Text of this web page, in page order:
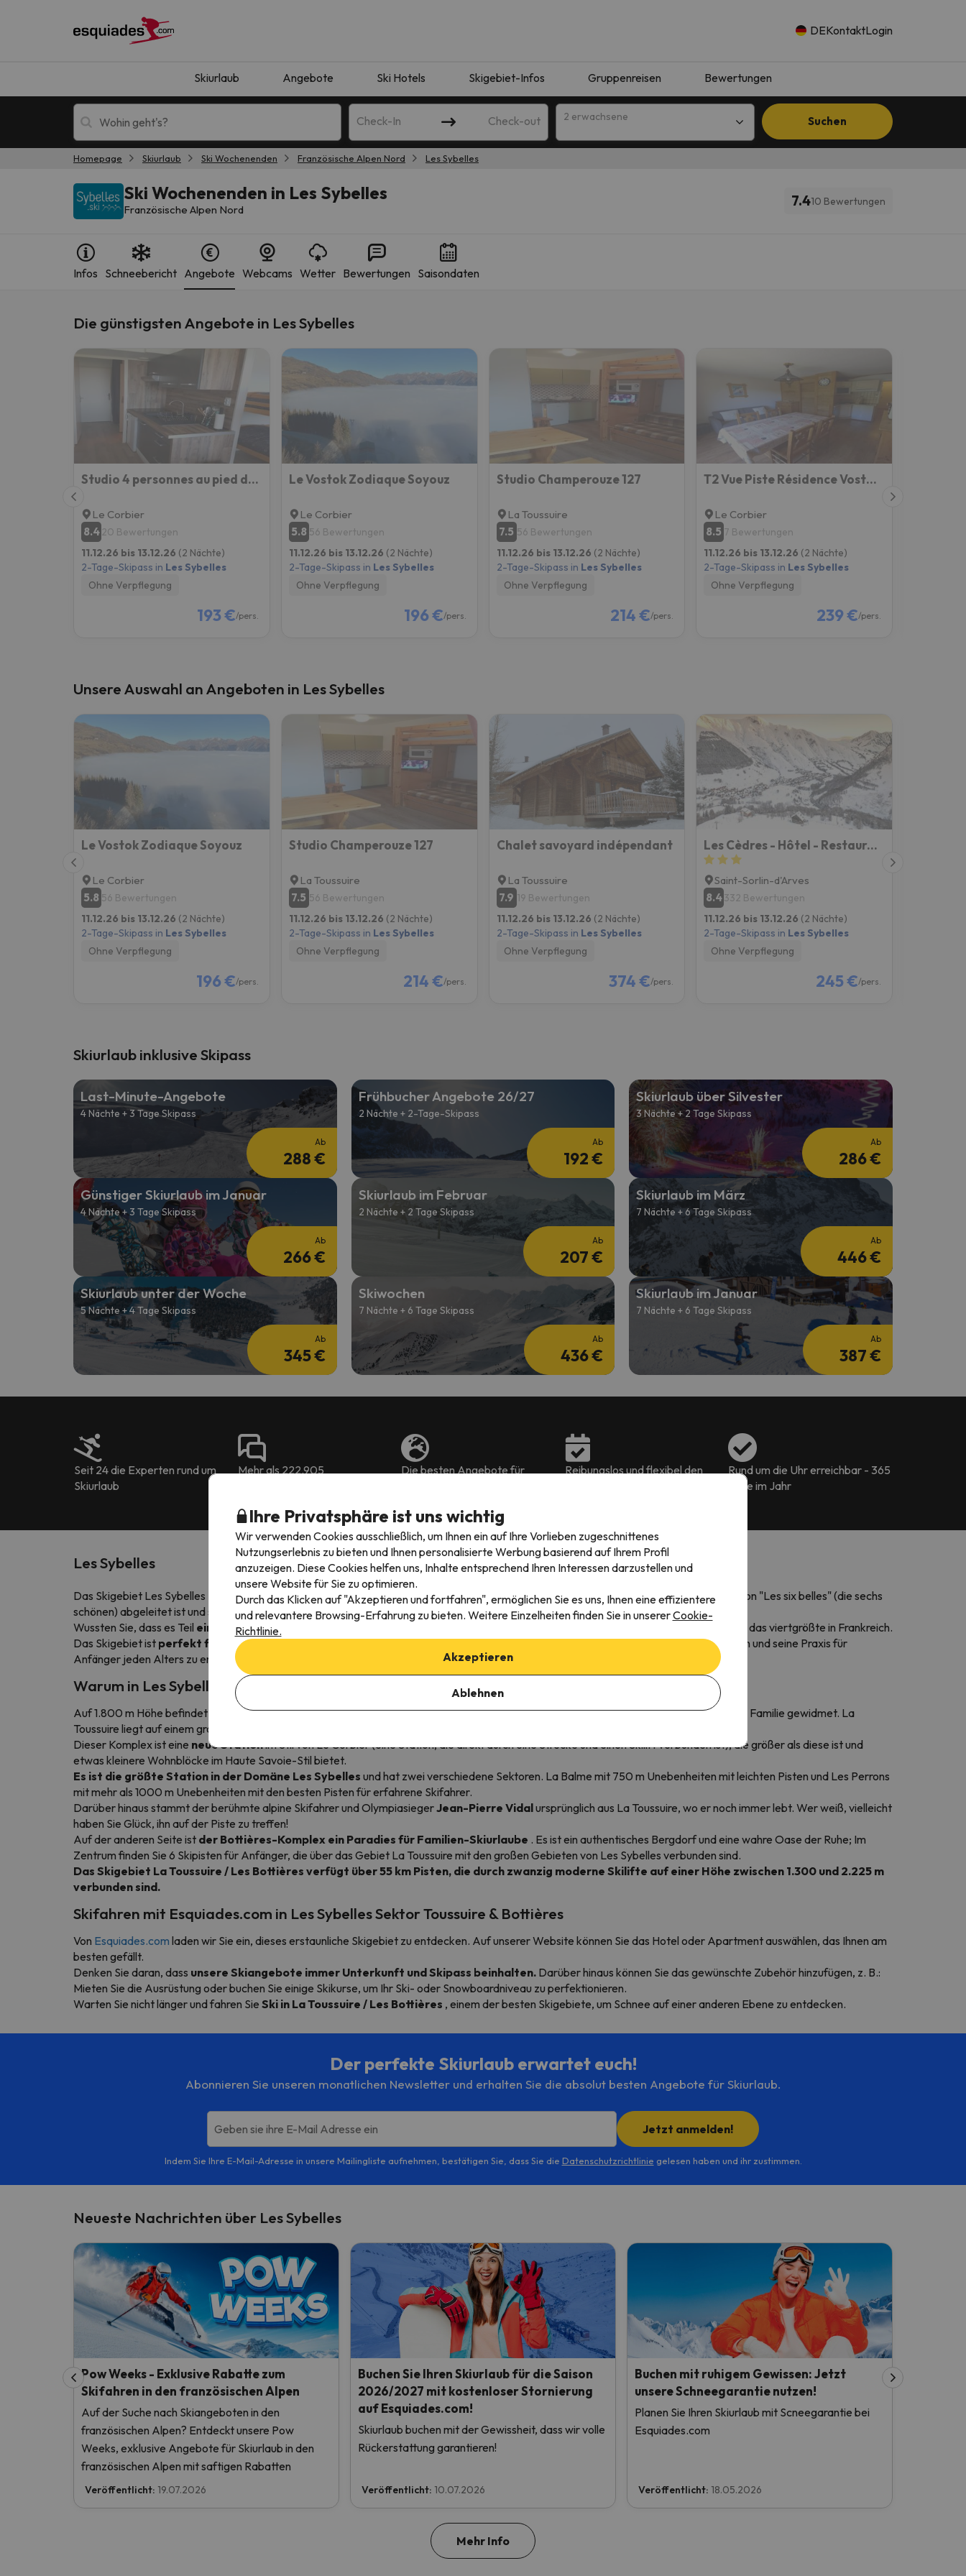
DEKontaktLogin
Skiurlaub Angebote Ski Hotels Skigebiet-Infos Gruppenreisen Bewertungen
Check-In Check-out 2 erwachsene Suchen
Skiurlaub Berghotels
Es sieht so aus, als hätte sich unser Sucher verirrt. Sobald er seinen Kompass gefunden hat, wird er zurück sein.
Homepage Skiurlaub Ski Wochenenden Französische Alpen Nord Les Sybelles
Ski Wochenenden in Les Sybelles
Französische Alpen Nord 7.410 Bewertungen
Infos Schneebericht Angebote Webcams Wetter Bewertungen Saisondaten
Die günstigsten Angebote in Les Sybelles
Studio 4 personnes au pied des pistes. Le Corbier
Le Corbier
8.420 Bewertungen
11.12.26 bis 13.12.26 (2 Nächte)
2-Tage-Skipass in Les Sybelles
Ohne Verpflegung
193 €/pers.
Le Vostok Zodiaque Soyouz
Le Corbier
5.8 56 Bewertungen
11.12.26 bis 13.12.26 (2 Nächte)
2-Tage-Skipass in Les Sybelles
Ohne Verpflegung
196 €/pers.
Studio Champerouze 127
La Toussuire
7.5 56 Bewertungen
11.12.26 bis 13.12.26 (2 Nächte)
2-Tage-Skipass in Les Sybelles
Ohne Verpflegung
214 €/pers.
T2 Vue Piste Résidence Vostok Zodiaque
Le Corbier
8.5 7 Bewertungen
11.12.26 bis 13.12.26 (2 Nächte)
2-Tage-Skipass in Les Sybelles
Ohne Verpflegung
239 €/pers.
Unsere Auswahl an Angeboten in Les Sybelles
Le Vostok Zodiaque Soyouz
Le Corbier
5.8 56 Bewertungen
11.12.26 bis 13.12.26 (2 Nächte)
2-Tage-Skipass in Les Sybelles
Ohne Verpflegung
196 €/pers.
Studio Champerouze 127
La Toussuire
7.5 56 Bewertungen
11.12.26 bis 13.12.26 (2 Nächte)
2-Tage-Skipass in Les Sybelles
Ohne Verpflegung
214 €/pers.
Chalet savoyard indépendant
La Toussuire
7.9 19 Bewertungen
11.12.26 bis 13.12.26 (2 Nächte)
2-Tage-Skipass in Les Sybelles
Ohne Verpflegung
374 €/pers.
Les Cèdres - Hôtel - Restaurants - Spa
Saint-Sorlin-d'Arves
8.4332 Bewertungen
11.12.26 bis 13.12.26 (2 Nächte)
2-Tage-Skipass in Les Sybelles
Ohne Verpflegung
245 €/pers.
Skiurlaub inklusive Skipass
Last-Minute-Angebote
4 Nächte + 3 Tage Skipass
Ab
288 €
Frühbucher Angebote 26/27
2 Nächte + 2-Tage-Skipass
Ab
192 €
Skiurlaub über Silvester
3 Nächte + 2 Tage Skipass
Ab
286 €
Günstiger Skiurlaub im Januar
4 Nächte + 3 Tage Skipass
Ab
266 €
Skiurlaub im Februar
2 Nächte + 2 Tage Skipass
Ab
207 €
Skiurlaub im März
7 Nächte + 6 Tage Skipass
Ab
446 €
Skiurlaub unter der Woche
5 Nächte + 4 Tage Skipass
Ab
345 €
Skiwochen
7 Nächte + 6 Tage Skipass
Ab
436 €
Skiurlaub im Januar
7 Nächte + 6 Tage Skipass
Ab
387 €
Seit 24 die Experten rund um
Skiurlaub
Mehr als 222.905
Die besten Angebote für
Reibungslos und flexibel den
Rund um die Uhr erreichbar - 365
Tage im Jahr
Les Sybelles
Das Skigebiet Les Sybelles liegt in den Alpenund ist kaum bekannt. Warum? Es ist einekürzlich geschaffene Domain, deren Name von "Les six belles" (die sechs
schönen) abgeleitet ist und sich auf die 6 Skigebiete bezieht, die sie umfasst.
Wussten Sie, dass es Teil eines der größten miteinander verbundenen Skigebiete ist
? Es ist das größte Skigebiet in Maurienne und das viertgrößte in Frankreich.
Das Skigebiet ist perfekt für Anfänger und Familien geeignet.Dieses Winterresort wurde entwickelt, um das Skifahren zu erleichtern und seine Praxis für
Anfänger jeden Alters zu ermöglichen.
Warum in Les Sybelles Sektor Toussuire & Bottières Ski fahren?
Auf 1.800 m Höhe befindet sich der La Toussuire-Komplex, das höchste Tor zum Skigebiet Les Sybelles. Es ist ganz dem Sport und der Familie gewidmet. La
Toussuire liegt auf einem großen Plateau und
Dieser Komplex ist eine neue Stationim Stil von Le Corbier (eine Station, die direkt durch eine Strecke und einen Skilift verbunden ist), die größer als diese ist und
etwas kleinere Wohnblöcke im Haute Savoie-Stil bietet.
Es ist die größte Station in der Domäne Les Sybelles und hat zwei verschiedene Sektoren. La Balme mit 750 m Unebenheiten mit leichten Pisten und Les Perrons
mit mehr als 1000 m Unebenheiten mit den besten Pisten für erfahrene Skifahrer.
Darüber hinaus stammt der berühmte alpine Skifahrer und OlympiasiegerJean-Pierre Vidalursprünglich aus La Toussuire, wo er noch immer lebt. Wer weiß, vielleicht
haben Sie Glück, ihn auf der Piste zu treffen!
Auf der anderen Seite ist der Bottières-Komplex ein Paradies für Familien-Skiurlaube . Es ist ein authentisches Bergdorf und eine wahre Oase der Ruhe; Im
Zentrum finden Sie 6 Skipisten für Anfänger, die über das Gebiet La Toussuire mit den großen Gebieten von Les Sybelles verbunden sind.
Das Skigebiet La Toussuire / Les Bottières verfügt über 55 km Pisten, die durch zwanzig moderne Skilifte auf einer Höhe zwischen 1.300 und 2.225 m
verbunden sind.
Skifahren mit Esquiades.com in Les Sybelles Sektor Toussuire & Bottières
Von Esquiades.com laden wir Sie ein, dieses erstaunliche Skigebiet zu entdecken. Auf unserer Website können Sie das Hotel oder Apartment auswählen, das Ihnen am
besten gefällt.
Denken Sie daran, dass unsere Skiangebote immer Unterkunft und Skipass beinhalten. Darüber hinaus können Sie das gewünschte Zubehör hinzufügen, z. B.:
Mieten Sie die Ausrüstung oder buchen Sie einige Skikurse, um Ihr Ski- oder Snowboardniveau zu perfektionieren.
Warten Sie nicht länger und fahren Sie Ski in La Toussuire / Les Bottières , einem der besten Skigebiete, um Schnee auf einer anderen Ebene zu entdecken.
Der perfekte Skiurlaub erwartet euch!
Abonnieren Sie unseren monatlichen Newsletter und erhalten Sie die absolut besten Angebote für Skiurlaub.
Geben sie ihre E-Mail Adresse ein Jetzt anmelden!
Indem Sie Ihre E-Mail-Adresse in unsere Mailingliste aufnehmen, bestätigen Sie, dass Sie die Datenschutzrichtlinie gelesen haben und ihr zustimmen.
Neueste Nachrichten über Les Sybelles
Pow Weeks - Exklusive Rabatte zum
Skifahren in den französischen Alpen
Auf der Suche nach Skiangeboten in den
französischen Alpen? Entdeckt unsere Pow
Weeks, exklusive Angebote für Skiurlaub in den
französischen Alpen mit saftigen Rabatten
Veröffentlicht: 19.07.2026
Buchen Sie Ihren Skiurlaub für die Saison
2026/2027 mit kostenloser Stornierung
auf Esquiades.com!
Skiurlaub buchen mit der Gewissheit, dass wir volle
Rückerstattung garantieren!
Veröffentlicht: 10.07.2026
Buchen mit ruhigem Gewissen: Jetzt
unsere Schneegarantie nutzen!
Planen Sie Ihren Skiurlaub mit Scneegarantie bei
Esquiades.com
Veröffentlicht: 18.05.2026
Mehr Info
Ihre Privatsphäre ist uns wichtig
Wir verwenden Cookies ausschließlich, um Ihnen ein auf Ihre Vorlieben zugeschnittenes
Nutzungserlebnis zu bieten und Ihnen personalisierte Werbung basierend auf Ihrem Profil
anzuzeigen. Diese Cookies helfen uns, Inhalte entsprechend Ihren Interessen darzustellen und
unsere Website für Sie zu optimieren.
Durch das Klicken auf "Akzeptieren und fortfahren", ermöglichen Sie es uns, Ihnen eine effizientere
und relevantere Browsing-Erfahrung zu bieten. Weitere Einzelheiten finden Sie in unsererCookie-
Richtlinie.
Akzeptieren
Ablehnen